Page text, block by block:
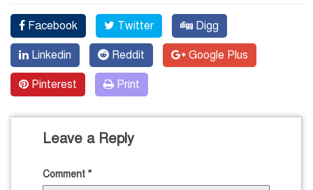
Facebook Twitter Digg
Linkedin Reddit Google Plus
Pinterest Print
Leave a Reply
Comment *